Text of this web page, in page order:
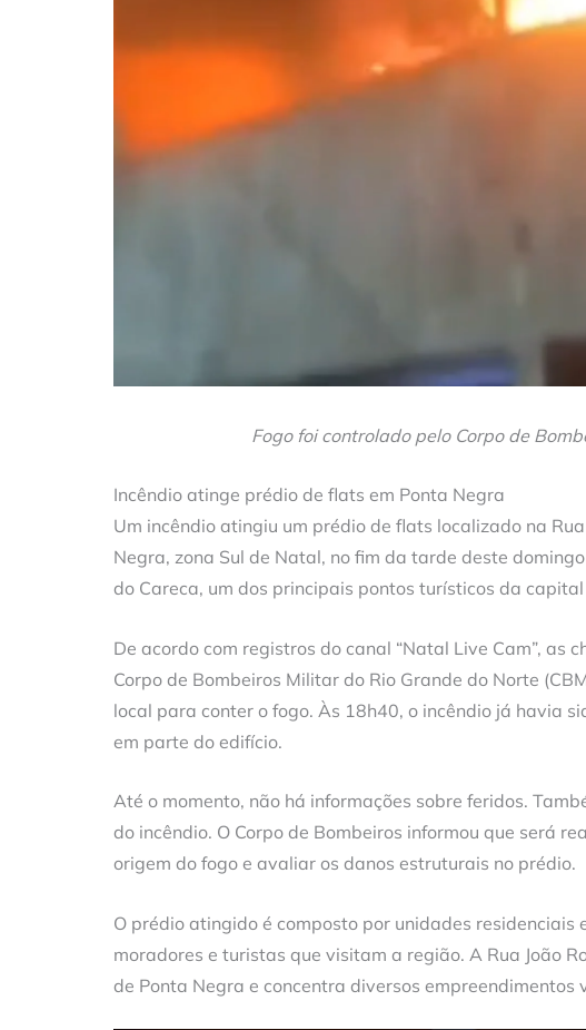
Fogo foi controlado pelo Corpo de
Incêndio atinge prédio de flats em Ponta Negra
Um incêndio atingiu um prédio de flats localizado na
Negra, zona Sul de Natal, no fim da tarde deste
do Careca, um dos principais pontos turísticos da
De acordo com registros do canal “Natal Live Cam”, as
Corpo de Bombeiros Militar do Rio Grande do Norte
local para conter o fogo. Às 18h40, o incêndio já havia
em parte do edifício.
Até o momento, não há informações sobre feridos.
do incêndio. O Corpo de Bombeiros informou que será
origem do fogo e avaliar os danos estruturais no prédio.
O prédio atingido é composto por unidades residenciais
moradores e turistas que visitam a região. A Rua João
de Ponta Negra e concentra diversos empreendimentos